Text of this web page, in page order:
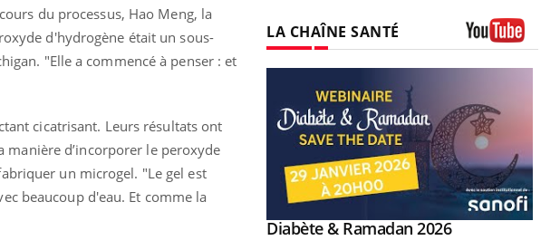
du processus, Hao Meng, la
d'hydrogène était un sous-
"Elle a commencé à penser : et
cicatrisant. Leurs résultats ont
manière d’incorporer le peroxyde
un microgel. "Le gel est
beaucoup d'eau. Et comme la
LA CHAÎNE SANTÉ
Youtube
Diabète & Ramadan 2026Youtube